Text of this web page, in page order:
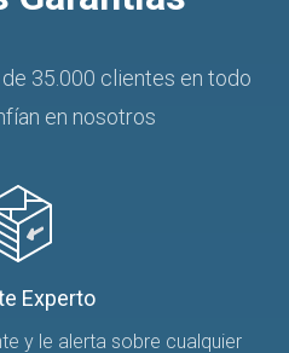
35.000 clientes en todo
en nosotros
Experto
y le alerta sobre cualquier